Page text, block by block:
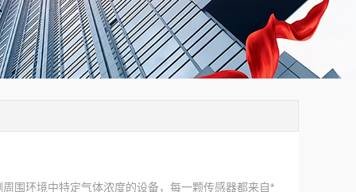
围环境中特定气体浓度的设备，每一颗传感器都来自*